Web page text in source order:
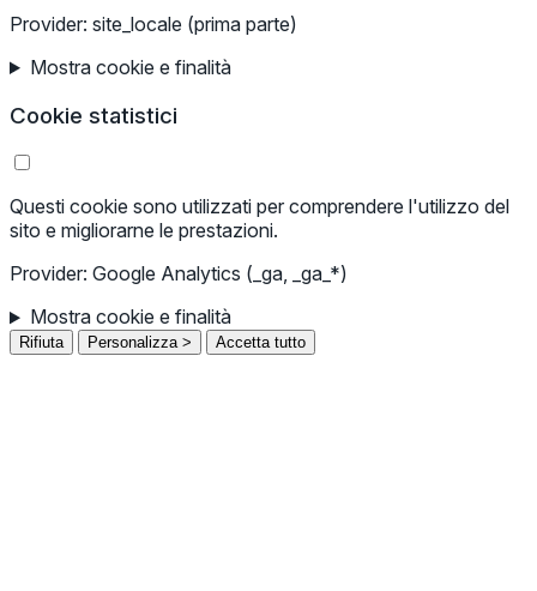
Provider: site_locale (prima parte)
Mostra cookie e finalità
Cookie statistici
Questi cookie sono utilizzati per comprendere l'utilizzo del
sito e migliorarne le prestazioni.
Provider: Google Analytics (_ga, _ga_*)
Mostra cookie e finalità
Rifiuta Personalizza > Accetta tutto